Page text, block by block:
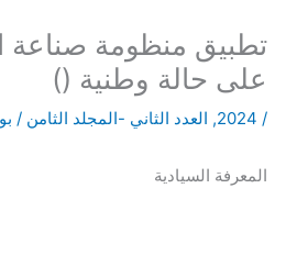
تطبيق منظومة صناعة
على حالة وطنية ()
/
2024
, العدد الثاني -المجلد الثامن /
المعرفة السيادية